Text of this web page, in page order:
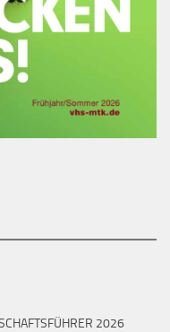
2026